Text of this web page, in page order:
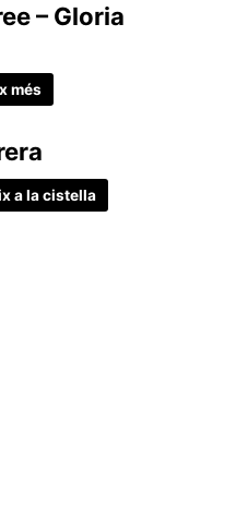
– Gloria
més
a la cistella